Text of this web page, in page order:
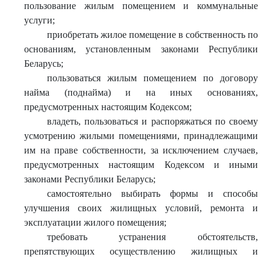
пользование жилым помещением и коммунальные
услуги;
приобретать жилое помещение в собственность по
основаниям, установленным законами Республики
Беларусь;
пользоваться жилым помещением по договору
найма (поднайма) и на иных основаниях,
предусмотренных настоящим Кодексом;
владеть, пользоваться и распоряжаться по своему
усмотрению жилыми помещениями, принадлежащими
им на праве собственности, за исключением случаев,
предусмотренных настоящим Кодексом и иными
законами Республики Беларусь;
самостоятельно выбирать формы и способы
улучшения своих жилищных условий, ремонта и
эксплуатации жилого помещения;
требовать устранения обстоятельств,
препятствующих осуществлению жилищных и